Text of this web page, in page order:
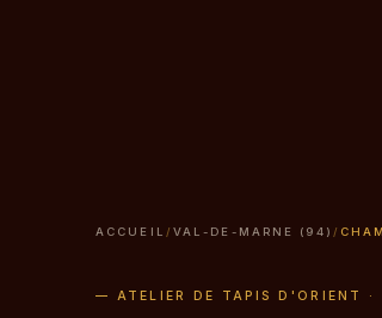
ACCUEIL / VAL-DE-MARNE (94) /
— ATELIER DE TAPIS D'ORIENT ·